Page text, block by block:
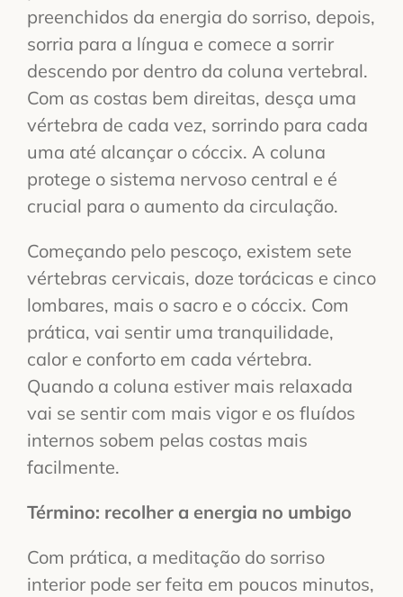
preenchidos da energia do sorriso, depois,
sorria para a língua e comece a sorrir
descendo por dentro da coluna vertebral.
Com as costas bem direitas, desça uma
vértebra de cada vez, sorrindo para cada
uma até alcançar o cóccix. A coluna
protege o sistema nervoso central e é
crucial para o aumento da circulação.
Começando pelo pescoço, existem sete
vértebras cervicais, doze torácicas e cinco
lombares, mais o sacro e o cóccix. Com
prática, vai sentir uma tranquilidade,
calor e conforto em cada vértebra.
Quando a coluna estiver mais relaxada
vai se sentir com mais vigor e os fluídos
internos sobem pelas costas mais
facilmente.
Término: recolher a energia no umbigo
Com prática, a meditação do sorriso
interior pode ser feita em poucos minutos,